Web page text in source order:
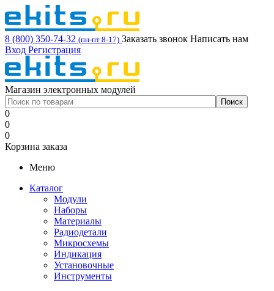
8 (800) 350-74-32 (пн-пт 8-17) Заказать звонок Написать нам
Вход Регистрация
Магазин электронных модулей
0
0
0
Корзина заказа
Меню
Каталог
Модули
Наборы
Материалы
Радиодетали
Микросхемы
Индикация
Установочные
Инструменты